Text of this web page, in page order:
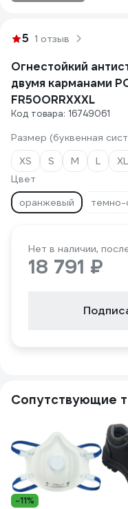
5 1 отзыв
Огнестойкий
двумя карманами
FR50ORRXXXL
Код товара: 16749061
Размер (буквенная
XS
S M L XL
Цвет
оранжевый
темно-
Нет в наличии,
18 791 ₽
Сопутствующие
-11%